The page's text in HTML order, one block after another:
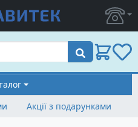
Пошук
Акції з подарунками